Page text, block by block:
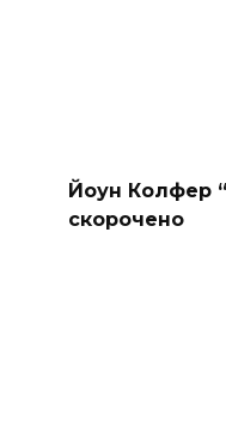
Йоун Колфер
скорочено